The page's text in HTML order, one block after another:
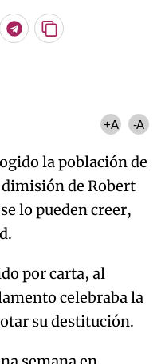
Telegram
Copiar
+A -A
la población de
de Robert
lo pueden creer,
por carta, al
celebraba la
su destitución.